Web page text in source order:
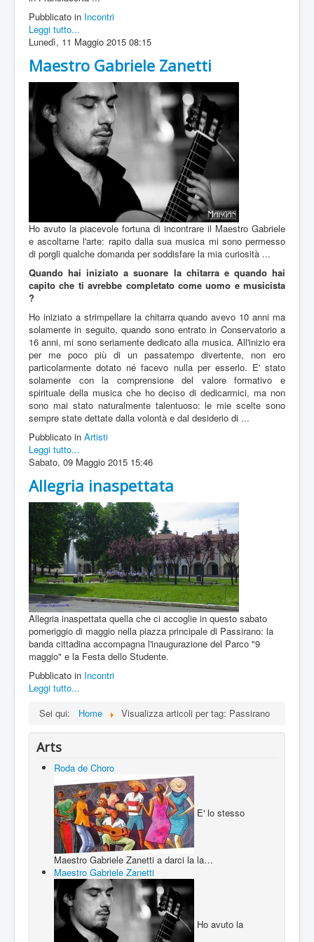
Pubblicato in Incontri
Leggi tutto...
Lunedì, 11 Maggio 2015 08:15
Maestro Gabriele Zanetti
Ho avuto la piacevole fortuna di incontrare il Maestro Gabriele
e ascoltarne l'arte: rapito dalla sua musica mi sono permesso
di porgli qualche domanda per soddisfare la mia curiosità ...
Quando hai iniziato a suonare la chitarra e quando hai
capito che ti avrebbe completato come uomo e musicista
?
Ho iniziato a strimpellare la chitarra quando avevo 10 anni ma
solamente in seguito, quando sono entrato in Conservatorio a
16 anni, mi sono seriamente dedicato alla musica. All'inizio era
per me poco più di un passatempo divertente, non ero
particolarmente dotato né facevo nulla per esserlo. E' stato
solamente con la comprensione del valore formativo e
spirituale della musica che ho deciso di dedicarmici, ma non
sono mai stato naturalmente talentuoso: le mie scelte sono
sempre state dettate dalla volontà e dal desiderio di ...
Pubblicato in Artisti
Leggi tutto...
Sabato, 09 Maggio 2015 15:46
Allegria inaspettata
Allegria inaspettata quella che ci accoglie in questo sabato
pomeriggio di maggio nella piazza principale di Passirano: la
banda cittadina accompagna l'inaugurazione del Parco "9
maggio" e la Festa dello Studente.
Pubblicato in Incontri
Leggi tutto...
Sei qui:
Home Visualizza articoli per tag: Passirano
Arts
Roda de Choro
E' lo stesso
Maestro Gabriele Zanetti a darci la la…
Maestro Gabriele Zanetti
Ho avuto la